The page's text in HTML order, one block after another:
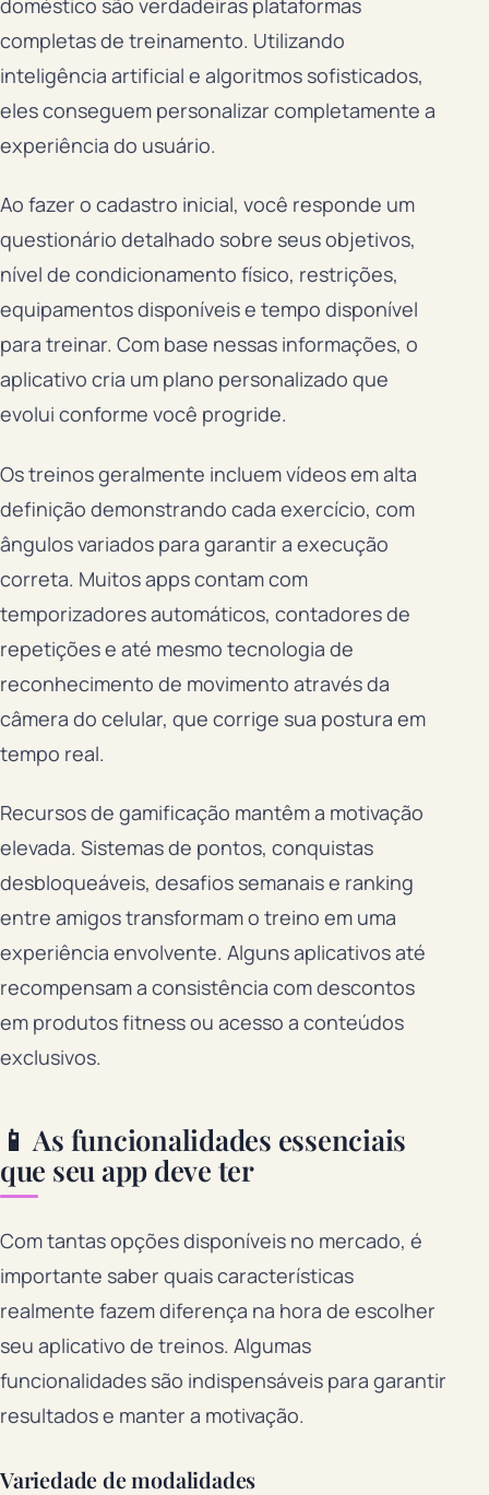
completas de treinamento. Utilizando
inteligência artificial e algoritmos sofisticados,
eles conseguem personalizar completamente a
experiência do usuário.
Ao fazer o cadastro inicial, você responde um
questionário detalhado sobre seus objetivos,
nível de condicionamento físico, restrições,
equipamentos disponíveis e tempo disponível
para treinar. Com base nessas informações, o
aplicativo cria um plano personalizado que
evolui conforme você progride.
Os treinos geralmente incluem vídeos em alta
definição demonstrando cada exercício, com
ângulos variados para garantir a execução
correta. Muitos apps contam com
temporizadores automáticos, contadores de
repetições e até mesmo tecnologia de
reconhecimento de movimento através da
câmera do celular, que corrige sua postura em
tempo real.
Recursos de gamificação mantêm a motivação
elevada. Sistemas de pontos, conquistas
desbloqueáveis, desafios semanais e ranking
entre amigos transformam o treino em uma
experiência envolvente. Alguns aplicativos até
recompensam a consistência com descontos
em produtos fitness ou acesso a conteúdos
exclusivos.
📱 As funcionalidades essenciais
que seu app deve ter
Com tantas opções disponíveis no mercado, é
importante saber quais características
realmente fazem diferença na hora de escolher
seu aplicativo de treinos. Algumas
funcionalidades são indispensáveis para garantir
resultados e manter a motivação.
Variedade de modalidades